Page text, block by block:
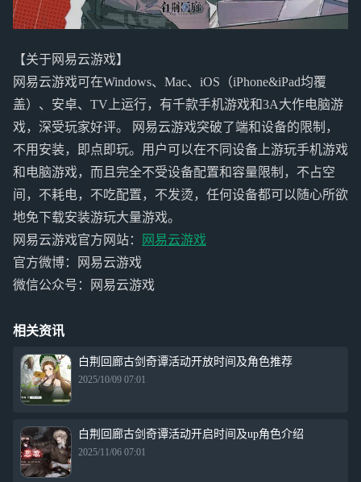
【关于网易云游戏】
网易云游戏可在Windows、Mac、iOS（iPhone&iPad均覆
盖）、安卓、TV上运行，有千款手机游戏和3A大作电脑游
戏，深受玩家好评。 网易云游戏突破了端和设备的限制，
不用安装，即点即玩。用户可以在不同设备上游玩手机游戏
和电脑游戏，而且完全不受设备配置和容量限制，不占空
间，不耗电，不吃配置，不发烫，任何设备都可以随心所欲
地免下载安装游玩大量游戏。
网易云游戏官方网站：
网易云游戏
官方微博：网易云游戏
微信公众号：网易云游戏
相关资讯
白荆回廊古剑奇谭活动开放时间及角色推荐
2025/10/09 07:01
白荆回廊古剑奇谭活动开启时间及up角色介绍
2025/11/06 07:01